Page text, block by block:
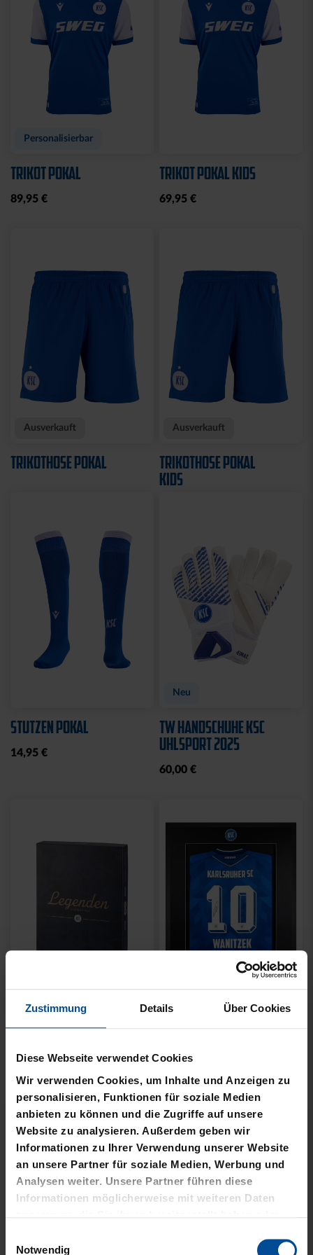
Zustimmung Details Über Cookies
Diese Webseite verwendet Cookies
Wir verwenden Cookies, um Inhalte und Anzeigen zu
personalisieren, Funktionen für soziale Medien
anbieten zu können und die Zugriffe auf unsere
Website zu analysieren. Außerdem geben wir
Informationen zu Ihrer Verwendung unserer Website
an unsere Partner für soziale Medien, Werbung und
Analysen weiter. Unsere Partner führen diese
Informationen möglicherweise mit weiteren Daten
gesammelt haben.
Notwendig
Personalisierbar
TRIKOT POKAL
89,95 €
TRIKOT POKAL KIDS
69,95 €
Ausverkauft
TRIKOTHOSE POKAL
Ausverkauft
TRIKOTHOSE POKAL
KIDS
STUTZEN POKAL
14,95 €
Neu
TW HANDSCHUHE KSC
UHLSPORT 2025
60,00 €
TRIKOTBOX LEGENDEN
STERBEN NIE
4,50 €
WANITZEK 25/26
359,95 €